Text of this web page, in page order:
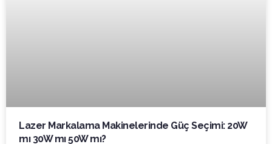
Lazer Markalama Makinelerinde Güç Seçimi: 20W
mı 30W mı 50W mı?